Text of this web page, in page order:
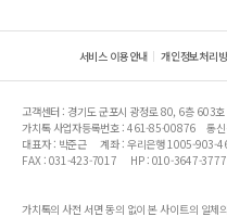
서비스 이용안내 개인정보처리
고객센터 : 경기도 군포시 광정로 80, 6층 603호
가치톡 사업자등록번호 : 461-85-00876
통
대표자 : 박준근
계좌 : 우리은행 1005-903-
FAX : 031-423-7017
HP : 010-3647-3777
가치톡의 사전 서면 동의 없이 본 사이트의 일